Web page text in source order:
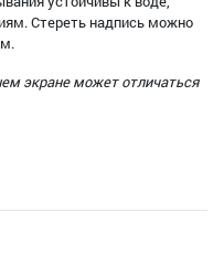
Стереть надпись можно
экране может отличаться